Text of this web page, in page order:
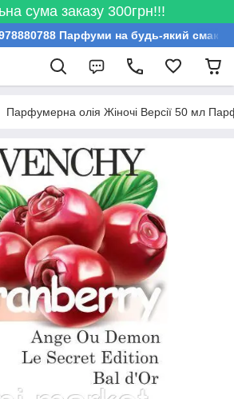
сума заказу 300грн!!!
Парфуми на будь-який смак
Парфумерна олія Жіночі Версії 50 мл